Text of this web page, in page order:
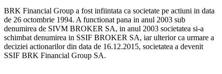
BRK Financial Group a fost infiintata ca societate pe actiuni in data
de 26 octombrie 1994. A functionat pana in anul 2003 sub
denumirea de SIVM BROKER SA, in anul 2003 societatea si-a
schimbat denumirea in SSIF BROKER SA, iar ulterior ca urmare a
deciziei actionarilor din data de 16.12.2015, societatea a devenit
SSIF BRK Financial Group SA.